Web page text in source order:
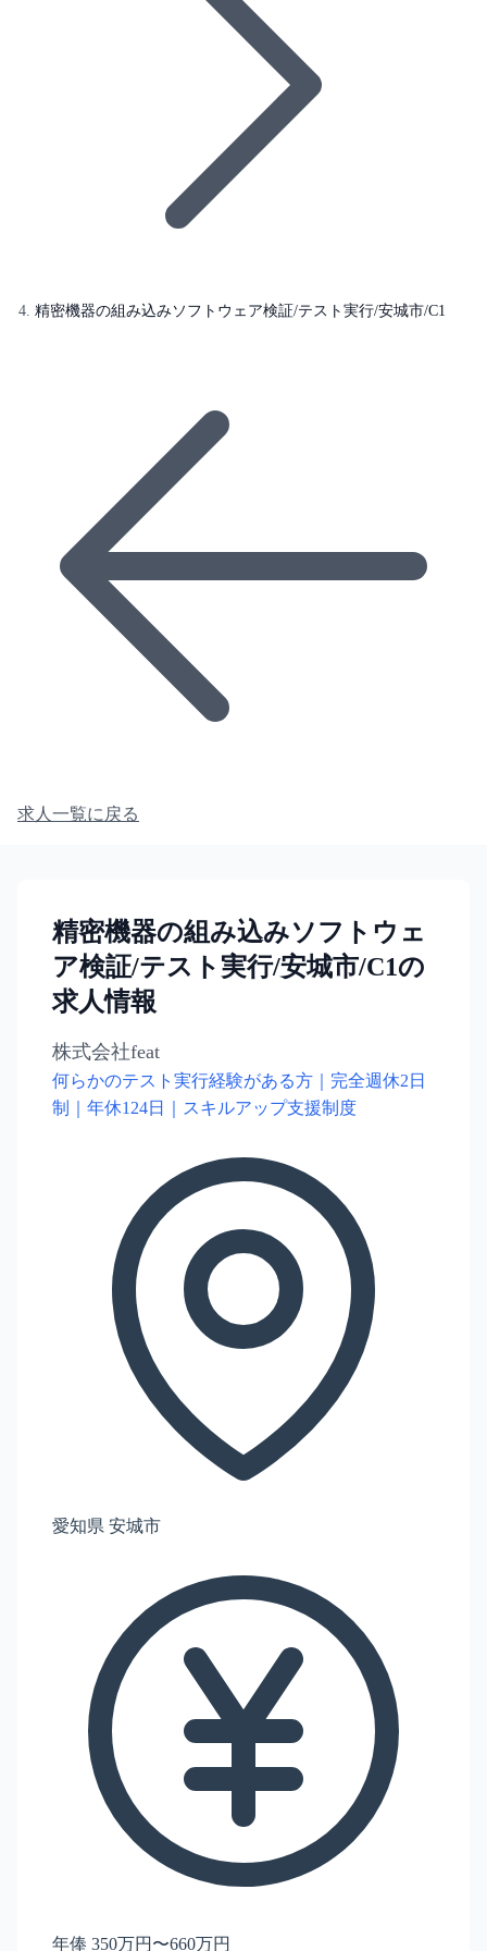
精密機器の組み込みソフトウェア検証/テスト実行/安城市/C1
求人一覧に戻る
精密機器の組み込みソフトウェ
ア検証/テスト実行/安城市/C1の
求人情報
株式会社feat
何らかのテスト実行経験がある方｜完全週休2日
制｜年休124日｜スキルアップ支援制度
愛知県 安城市
年俸 350万円〜660万円